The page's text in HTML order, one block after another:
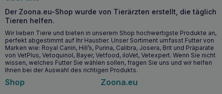
Mundgesundheit von Tieren entwickelt wurde. Hier sind
drei wichtige Gründe, warum Sie es wählen sollten:
Natürliche Inhaltsstoffe:Das Produkt enthält nur
natürliche Pflanzenextrakte und Mineralien, die für Ihr
Tier sicher und wirksam sind.
Kein Ausspülen erforderlich: Dank seiner Formel muss
die Flüssigkeit nicht abgespült werden, was die tägliche
Anwendung erleichtert und sicher für Haustiere ist.
Der Zoona.eu-Shop wurde von Tierärzten erstellt, die täglich
Tieren helfen.
Wir lieben Tiere und bieten in unserem Shop hochwertigste Produkte an,
perfekt abgestimmt auf Ihr Haustier. Unser Sortiment umfasst Futter von
Marken wie: Royal Canin, Hill’s, Purina, Calibra, Josera, Brit und Präparate
von VetPlus, Vetoquinol, Bayer, Vetfood, iloVet, Vetexpert. Wenn Sie nicht
wissen, welches Futter Sie wählen sollen, fragen Sie uns und wir helfen
Ihnen bei der Auswahl des richtigen Produkts.
Shop Zoona.eu